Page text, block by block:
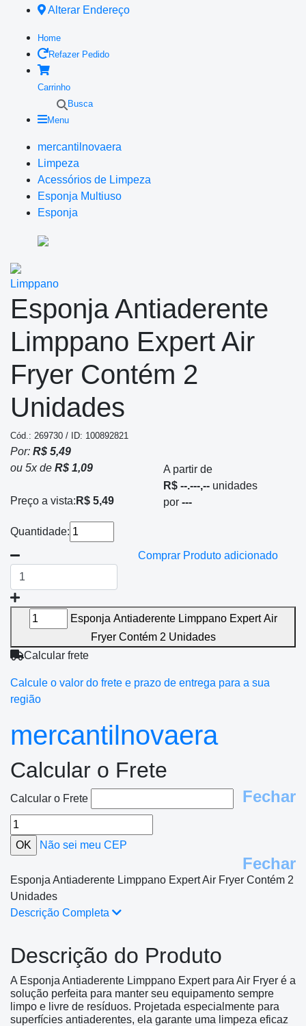
Alterar Endereço
Home
Refazer Pedido
Carrinho
Busca
Menu
mercantilnovaera
Limpeza
Acessórios de Limpeza
Esponja Multiuso
Esponja
Limppano
Esponja Antiaderente
Limppano Expert Air
Fryer Contém 2
Unidades
Cód.: 269730 / ID: 100892821
Por: R$ 5,49
ou 5xde R$ 1,09
Preço a vista: R$ 5,49
A partir de
R$ --.---,-- unidades
por ---
Quantidade:
Comprar Produto adicionado
Esponja Antiaderente Limppano Expert Air
Fryer Contém 2 Unidades
Calcular frete
Calcule o valor do frete e prazo de entrega para a sua
região
mercantilnovaera
Calcular o Frete
Fechar
Calcular o Frete
Não sei meu CEP
Fechar
Esponja Antiaderente Limppano Expert Air Fryer Contém 2
Unidades
Descrição Completa
Descrição do Produto
A Esponja Antiaderente Limppano Expert para Air Fryer é a
solução perfeita para manter seu equipamento sempre
limpo e livre de resíduos. Projetada especialmente para
superfícies antiaderentes, ela garante uma limpeza eficaz